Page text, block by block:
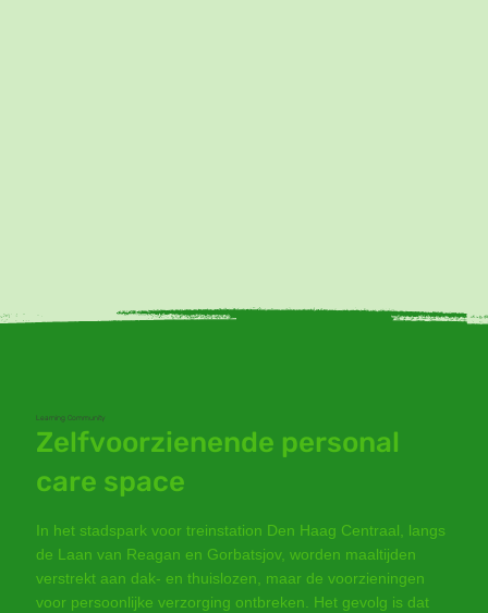
Learning Community
Zelfvoorzienende personal
care space
In het stadspark voor treinstation Den Haag Centraal, langs
de Laan van Reagan en Gorbatsjov, worden maaltijden
verstrekt aan dak- en thuislozen, maar de voorzieningen
voor persoonlijke verzorging ontbreken. Het gevolg is dat